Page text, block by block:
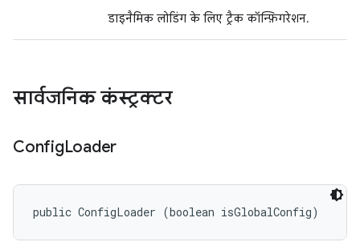
डाइनैमिक लोडिंग के लिए ट्रैक कॉन्फ़िगरेशन.
सार्वजनिक कंस्ट्रक्टर
ConfigLoader
public ConfigLoader (boolean isGlobalConfig)